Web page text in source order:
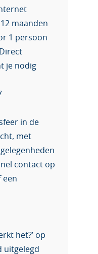
maanden
1 persoon
je nodig
in de
met
contact op
een
het?’ op
uitgelegd